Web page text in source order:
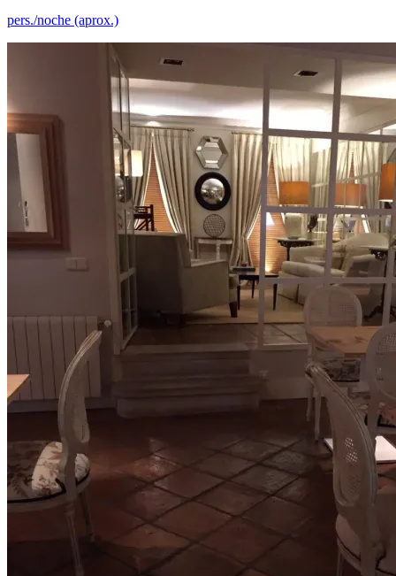
pers./noche (aprox.)